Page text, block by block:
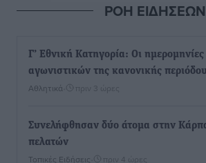
ΡΟΗ ΕΙΔΗΣΕΩΝ
Γ’ Εθνική Κατηγορία: Οι
αγωνιστικών της κανονικής
Αθλητικά πριν 3 ώρες
Συνελήφθησαν δύο άτομα στην
πελατών
Τοπικές Ειδήσεις πριν 4 ώρες